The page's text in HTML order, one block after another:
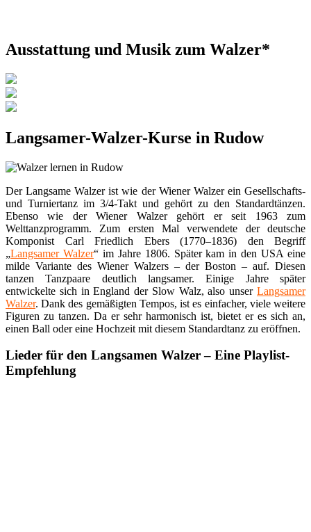
Ausstattung und Musik zum Walzer*
Langsamer-Walzer-Kurse in Rudow
Der Langsame Walzer ist wie der Wiener Walzer ein Gesellschafts-
und Turniertanz im 3/4-Takt und gehört zu den Standardtänzen.
Ebenso wie der Wiener Walzer gehört er seit 1963 zum
Welttanzprogramm. Zum ersten Mal verwendete der deutsche
Komponist Carl Friedlich Ebers (1770–1836) den Begriff
„Langsamer Walzer“ im Jahre 1806. Später kam in den USA eine
milde Variante des Wiener Walzers – der Boston – auf. Diesen
tanzen Tanzpaare deutlich langsamer. Einige Jahre später
entwickelte sich in England der Slow Walz, also unser Langsamer
Walzer. Dank des gemäßigten Tempos, ist es einfacher, viele weitere
Figuren zu tanzen. Da er sehr harmonisch ist, bietet er es sich an,
einen Ball oder eine Hochzeit mit diesem Standardtanz zu eröffnen.
Lieder für den Langsamen Walzer – Eine Playlist-
Empfehlung